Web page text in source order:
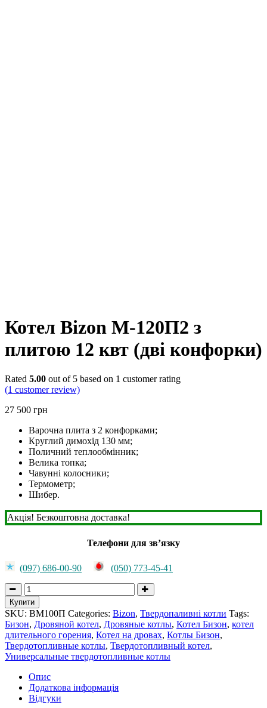
Котел Bizon М-120П2 з
плитою 12 квт (дві конфорки)
Rated 5.00 out of 5 based on 1 customer rating
(1 customer review)
27 500 грн
Варочна плита з 2 конфорками;
Круглий димохід 130 мм;
Поличний теплообмінник;
Велика топка;
Чавунні колосники;
Термометр;
Шибер.
Акція! Безкоштовна доставка!
Телефони для зв’язку
(097) 686-00-90
(050) 773-45-41
Котел
Bizon
М-120П2
з
плитою
12
квт
(дві
конфорки)
quantity
Купити
SKU: BM100П Categories: Bizon, Твердопаливні котли Tags:
Бизон, Дровяной котел, Дровяные котлы, Котел Бизон, котел
длительного горения, Котел на дровах, Котлы Бизон,
Твердотопливные котлы, Твердотопливный котел,
Универсальные твердотопливные котлы
Опис
Додаткова інформація
Відгуки